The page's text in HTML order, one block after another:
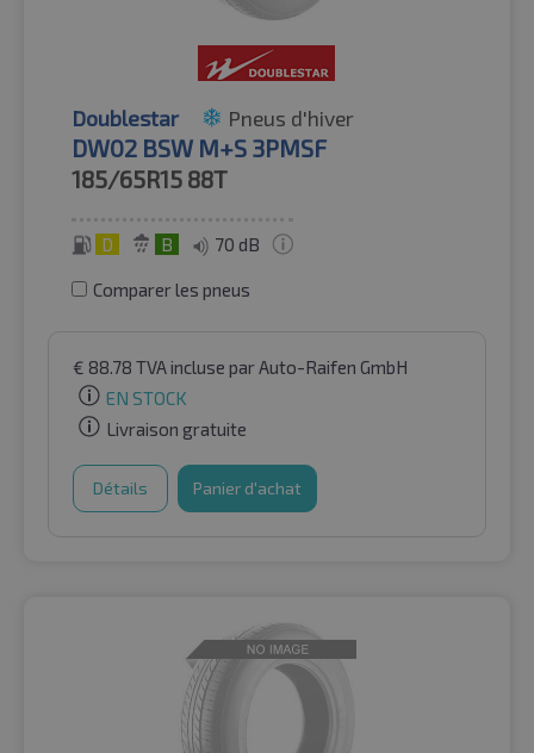
Doublestar Pneus d'hiver
DW02 BSW M+S 3PMSF
185/65R15 88T
D B 70 dB
Comparer les pneus
€ 88.78 TVA incluse par Auto-Raifen GmbH
EN STOCK
Livraison gratuite
Détails Panier d'achat